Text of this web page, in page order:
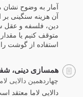
آمار به وضوح نشان
آن هزینه سنگینی
دین، فلسفه و عقل
متوقف کنیم یا
استفاده از گوشت را
همسازی دینی،
چهاردهمین دالایی
دالایی لاما معتقد